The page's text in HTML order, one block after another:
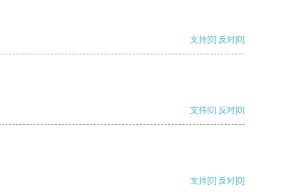
支持[0] 反对[0]
支持[0] 反对[0]
支持[0] 反对[0]